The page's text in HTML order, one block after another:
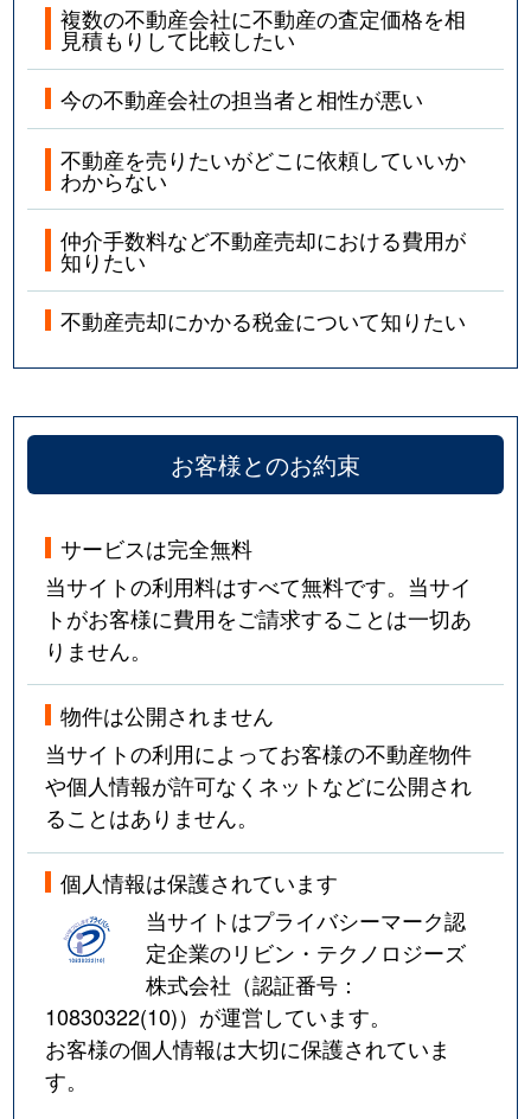
複数の不動産会社に不動産の査定価格を相
見積もりして比較したい
今の不動産会社の担当者と相性が悪い
不動産を売りたいがどこに依頼していいか
わからない
仲介手数料など不動産売却における費用が
知りたい
不動産売却にかかる税金について知りたい
お客様とのお約束
サービスは完全無料
当サイトの利用料はすべて無料です。当サイ
トがお客様に費用をご請求することは一切あ
りません。
物件は公開されません
当サイトの利用によってお客様の不動産物件
や個人情報が許可なくネットなどに公開され
ることはありません。
個人情報は保護されています
当サイトはプライバシーマーク認
定企業のリビン・テクノロジーズ
株式会社（認証番号：
10830322(10)）が運営しています。
お客様の個人情報は大切に保護されていま
す。